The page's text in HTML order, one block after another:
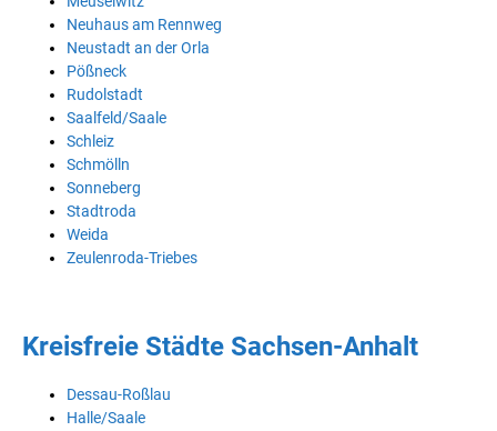
Neuhaus am Rennweg
Neustadt an der Orla
Pößneck
Rudolstadt
Saalfeld/Saale
Schleiz
Schmölln
Sonneberg
Stadtroda
Weida
Zeulenroda-Triebes
Kreisfreie Städte Sachsen-Anhalt
Dessau-Roßlau
Halle/Saale